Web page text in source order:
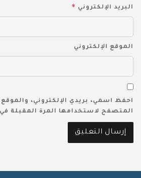
البريد الإلكتروني *
الموقع الإلكتروني
احفظ اسمي، بريدي الإلكتروني، والموقع
المتصفح لاستخدامها المرة المقبلة